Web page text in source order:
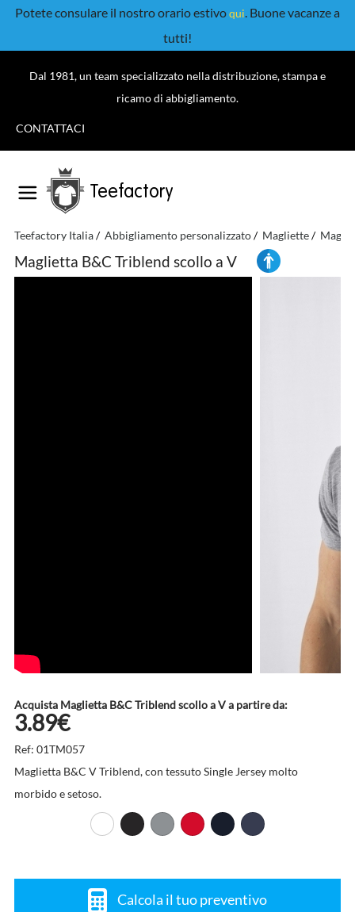
Potete consulare il nostro orario estivoqui. Buone vacanze a
tutti!
Dal 1981, un team specializzato nella distribuzione, stampa e
ricamo di abbigliamento.
CONTATTACI
Teefactory
Teefactory Italia Abbigliamento personalizzato Magliette
Maglietta B&C Triblend scollo a V
Acquista Maglietta B&C Triblend scollo a V a partire da:
3.89€
Ref: 01TM057
Maglietta B&C V Triblend, con tessuto Single Jersey molto
morbido e setoso.
Calcola il tuo preventivo